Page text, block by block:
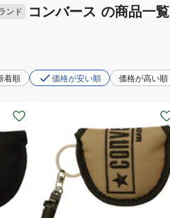
ンド コンバース の商品一覧
着順 価格が安い順 価格が高い順
ー